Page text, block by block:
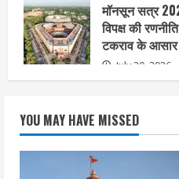
मॉनसून सत्र
विपक्ष की
टकराव के आसार
July 20, 2026
YOU MAY HAVE MISSED